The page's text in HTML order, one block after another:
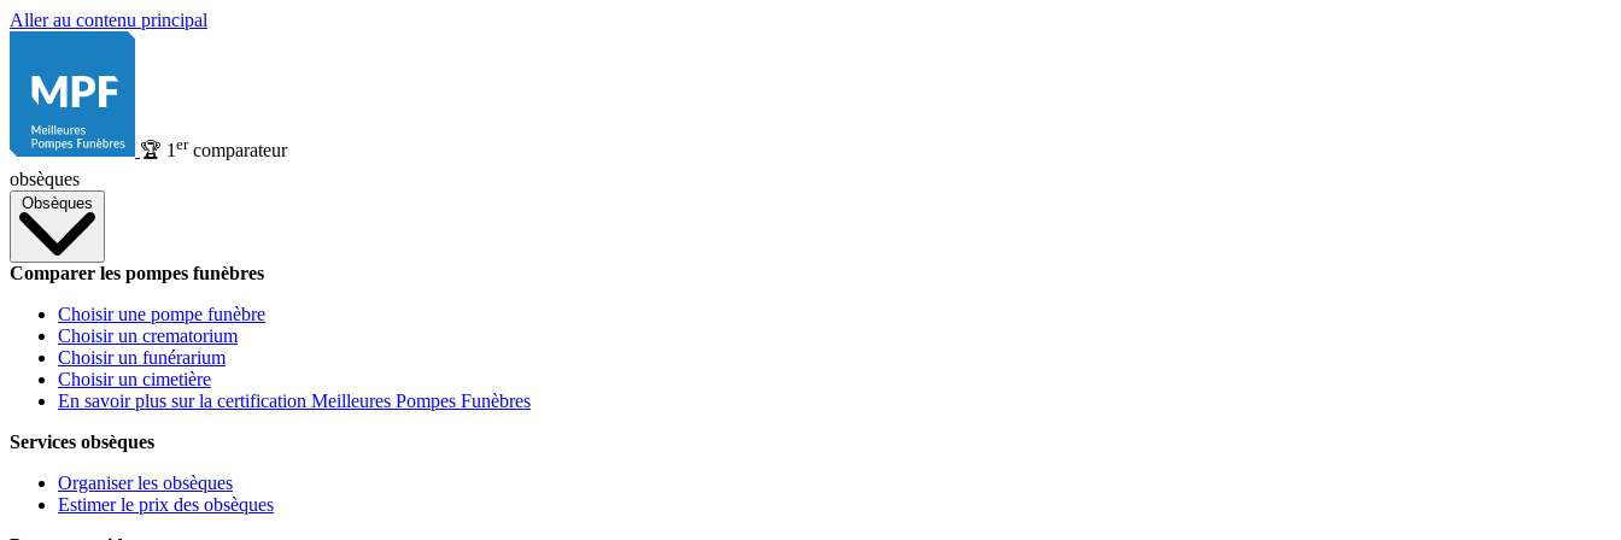
Aller au contenu principal
🏆 1 ercomparateur
obsèques
Obsèques
Comparer les pompes funèbres
Choisir une pompe funèbre
Choisir un crematorium
Choisir un funérarium
Choisir un cimetière
En savoir plus sur la certification Meilleures Pompes Funèbres
Services obsèques
Organiser les obsèques
Estimer le prix des obsèques